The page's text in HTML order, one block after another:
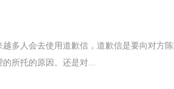
多人会去使用道歉信，道歉信是要向对方
所托的原因。还是对...